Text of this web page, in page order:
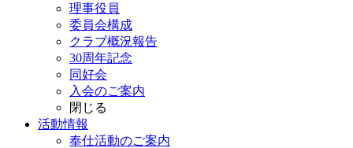
理事役員
委員会構成
クラブ概況報告
30周年記念
同好会
入会のご案内
閉じる
活動情報
奉仕活動のご案内